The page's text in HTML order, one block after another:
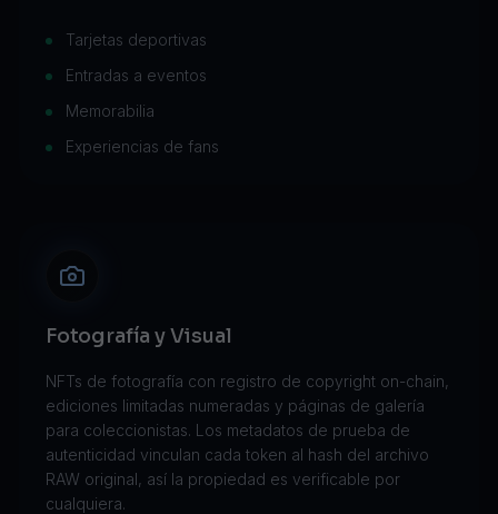
Tarjetas deportivas
Entradas a eventos
Memorabilia
Experiencias de fans
Fotografía y Visual
NFTs de fotografía con registro de copyright on-chain,
ediciones limitadas numeradas y páginas de galería
para coleccionistas. Los metadatos de prueba de
autenticidad vinculan cada token al hash del archivo
RAW original, así la propiedad es verificable por
cualquiera.